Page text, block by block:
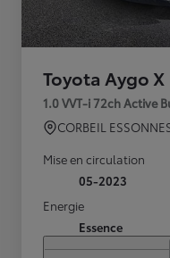
Toyota Aygo X
1.0 VVT-i 72ch Active
CORBEIL
Mise en circulation
05-2023
Energie
Essence